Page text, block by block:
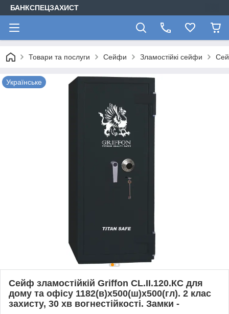
БАНКСПЕЦЗАХИСТ
Товари та послуги Сейфи Зламостійкі сейфи
Українське
Сейф зламостійкій Griffon CL.II.120.КС для
дому та офісу 1182(в)х500(ш)х500(гл). 2 клас
захисту, 30 хв вогнестійкості. Замки -